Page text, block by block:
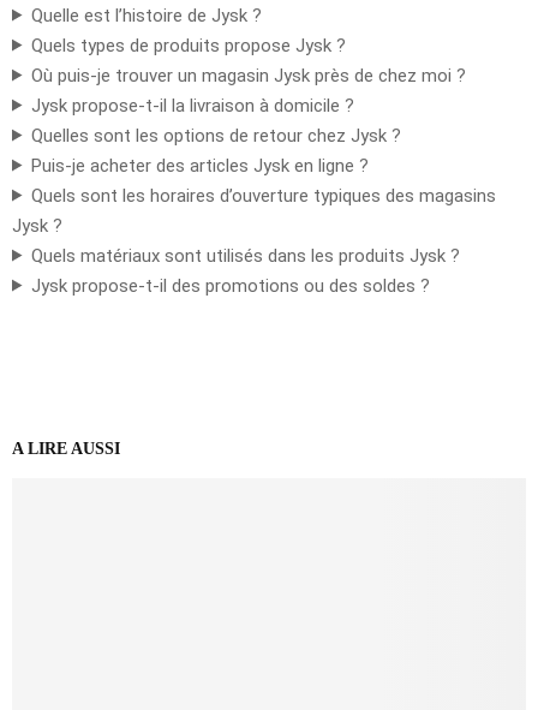
Quelle est l’histoire de Jysk ?
Quels types de produits propose Jysk ?
Où puis-je trouver un magasin Jysk près de chez moi ?
Jysk propose-t-il la livraison à domicile ?
Quelles sont les options de retour chez Jysk ?
Puis-je acheter des articles Jysk en ligne ?
Quels sont les horaires d’ouverture typiques des magasins
Jysk ?
Quels matériaux sont utilisés dans les produits Jysk ?
Jysk propose-t-il des promotions ou des soldes ?
A LIRE AUSSI